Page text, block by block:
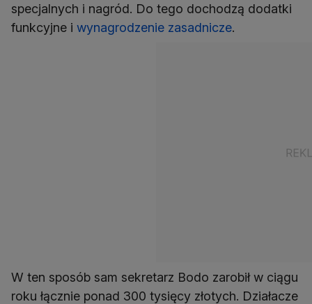
specjalnych i nagród. Do tego dochodzą dodatki
funkcyjne i wynagrodzenie zasadnicze.
W ten sposób sam sekretarz Bodo zarobił w ciągu
roku łącznie ponad 300 tysięcy złotych. Działacze